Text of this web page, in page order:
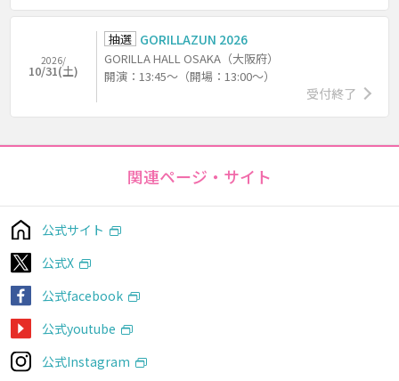
2026/
10/31(土)
抽選 GORILLAZUN 2026
GORILLA HALL OSAKA（大阪府）
開演：13:45～（開場：13:00～）
受付終了
関連ページ・サイト
公式サイト
公式X
公式facebook
公式youtube
公式Instagram